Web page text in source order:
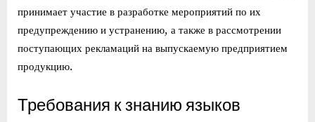
принимает участие в разработке мероприятий по их
предупреждению и устранению, а также в рассмотрении
поступающих рекламаций на выпускаемую предприятием
продукцию.
Требования к знанию языков